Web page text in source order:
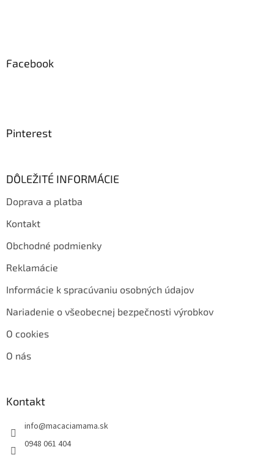
Facebook
Pinterest
DÔLEŽITÉ INFORMÁCIE
Doprava a platba
Kontakt
Obchodné podmienky
Reklamácie
Informácie k spracúvaniu osobných údajov
Nariadenie o všeobecnej bezpečnosti výrobkov
O cookies
O nás
Kontakt
info@macaciamama.sk
0948 061 404